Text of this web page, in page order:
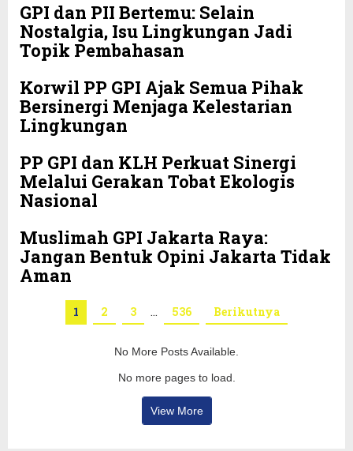
GPI dan PII Bertemu: Selain
Nostalgia, Isu Lingkungan Jadi
Topik Pembahasan
Korwil PP GPI Ajak Semua Pihak
Bersinergi Menjaga Kelestarian
Lingkungan
PP GPI dan KLH Perkuat Sinergi
Melalui Gerakan Tobat Ekologis
Nasional
Muslimah GPI Jakarta Raya:
Jangan Bentuk Opini Jakarta Tidak
Aman
1 2 3 … 536 Berikutnya
No More Posts Available.
No more pages to load.
View More